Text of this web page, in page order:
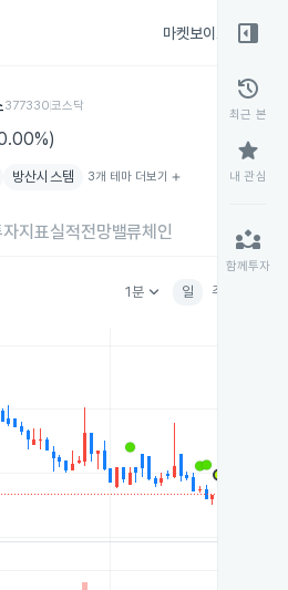
마켓보이스
377330코스닥
방산시스템 3개 테마 더보기 add
지표실적전망밸류체인
1분keyboard_arrow_down 일 주
right_panel_open
history
최근 본
star
내 관심
partner_exchange
함께투자